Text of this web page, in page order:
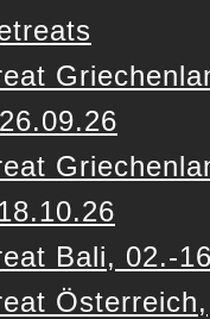
Bali, 02.-
Österreich,